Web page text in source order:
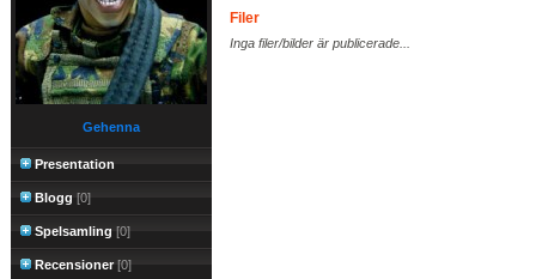
Gehenna
Presentation
Blogg [0]
Spelsamling [0]
Recensioner[0]
Filer
Inga filer/bilder är publicerade...